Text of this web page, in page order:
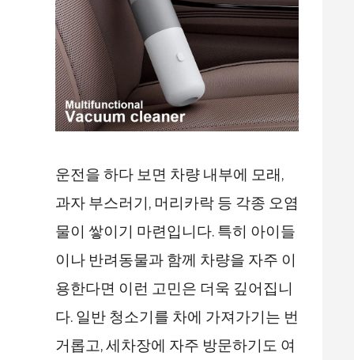
운전을 하다 보면 차량 내부에 모래,
과자 부스러기, 머리카락 등 각종 오염
물이 쌓이기 마련입니다. 특히 아이들
이나 반려동물과 함께 차량을 자주 이
용한다면 이런 고민은 더욱 깊어집니
다. 일반 청소기를 차에 가져가기는 번
거롭고, 세차장에 자주 방문하기도 여